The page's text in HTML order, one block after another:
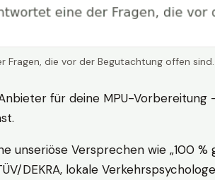
die vor der Begutachtung offen sind.
für deine MPU-
unseriöse Versprechen wie „100
DEKRA, lokale